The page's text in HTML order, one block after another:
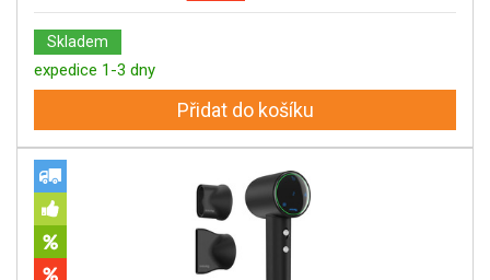
Skladem
expedice 1-3 dny
Přidat do košíku